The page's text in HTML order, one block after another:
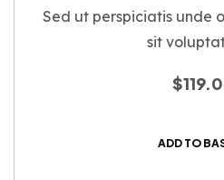
Sed ut perspiciatis unde
sit
$
ADD TO